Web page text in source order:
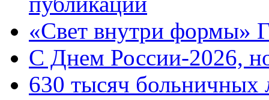
«Свет внутри формы»
C Днем России-2026,
630 тысяч больничных